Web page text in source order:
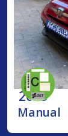
2023
Manual